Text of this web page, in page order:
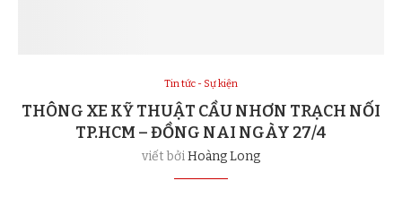
Tin tức - Sự kiện
THÔNG XE KỸ THUẬT CẦU NHƠN TRẠCH NỐI
TP.HCM – ĐỒNG NAI NGÀY 27/4
viết bởiHoàng Long